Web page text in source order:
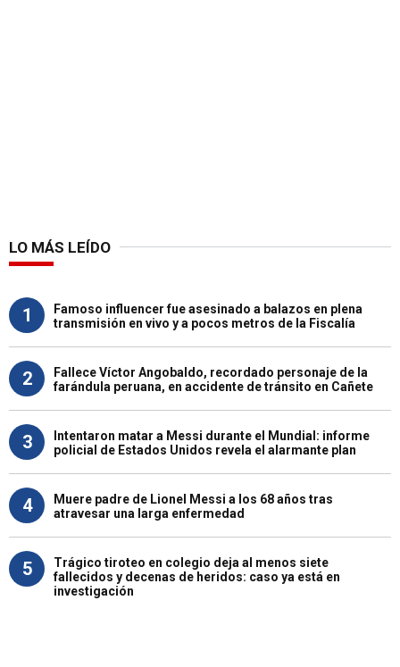
LO MÁS LEÍDO
1
Famoso influencer fue asesinado a balazos en plena
transmisión en vivo y a pocos metros de la Fiscalía
2
Fallece Víctor Angobaldo, recordado personaje de la
farándula peruana, en accidente de tránsito en Cañete
3
Intentaron matar a Messi durante el Mundial: informe
policial de Estados Unidos revela el alarmante plan
4
Muere padre de Lionel Messi a los 68 años tras
atravesar una larga enfermedad
5
Trágico tiroteo en colegio deja al menos siete
fallecidos y decenas de heridos: caso ya está en
investigación